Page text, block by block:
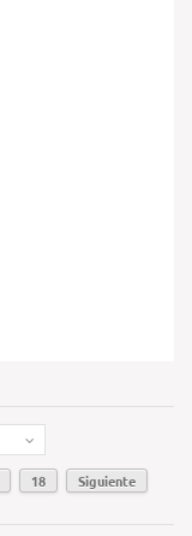
18
Siguiente